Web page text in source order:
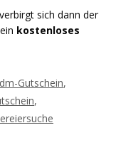
sich dann der
kostenloses
dm-Gutschein,
,